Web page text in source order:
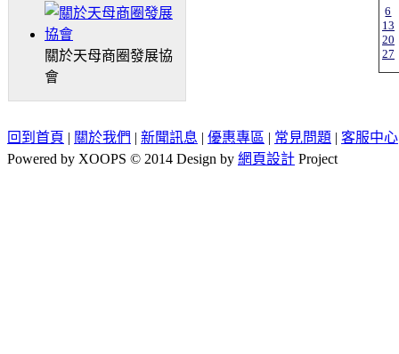
關於天母商圈發展協
會
6
13
20
27
回到首頁 | 關於我們 | 新聞訊息 | 優惠專區 | 常見問題 | 客服中心
Powered by XOOPS © 2014 Design by 網頁設計 Project